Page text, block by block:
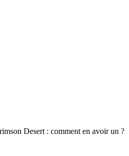
Desert : comment en avoir un ?